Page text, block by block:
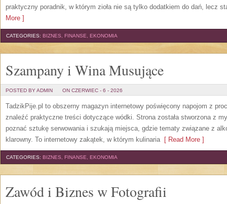
praktyczny poradnik, w którym zioła nie są tylko dodatkiem do dań, lecz
More ]
CATEGORIES: BIZNES, FINANSE, EKONOMIA
Szampany i Wina Musujące
POSTED BY ADMIN ON CZERWIEC - 6 - 2026
TadzikPije.pl to obszerny magazyn internetowy poświęcony napojom z
znaleźć praktyczne treści dotyczące wódki. Strona została stworzona z
poznać sztukę serwowania i szukają miejsca, gdzie tematy związane z
klarowny. To internetowy zakątek, w którym kulinaria[ Read More ]
CATEGORIES: BIZNES, FINANSE, EKONOMIA
Zawód i Biznes w Fotografii